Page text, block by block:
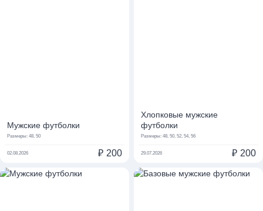
Мужские футболки
Размеры: 48, 50
02.08.2026 ₽ 200
Хлопковые мужские
футболки
Размеры: 48, 50, 52, 54, 56
29.07.2026 ₽ 200